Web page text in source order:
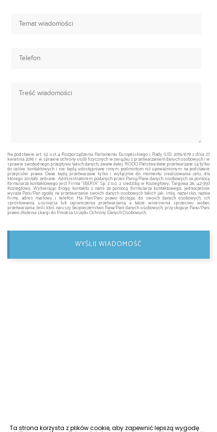
Na podstawie art. 32 ust 4 Rozporządzenia Parlamentu Europejskiego i Rady (UE) 2016/679 z dnia 27
kwietnia 2016 r. w sprawie ochrony osób fizycznych w związku z przetwarzaniem danych osobowych i w
sprawie swobodnego przepływu takich danych, zwane dalej RODO Państwa dane przetwarzane są tylko
do celów kontaktowych i nie będą udostępniane innym podmiotom niż upoważnionym na podstawie
przepisów prawa. Dane będą przetwarzane tylko i wyłącznie do momentu zrealizowania celu, dla
którego zostały zebrane. Administratorem podanych przez Panią/Pana danych osobowych za pomocą
formularza kontaktowego jest Firma "IBERIA" Sp. z o.o. z siedzibą w Koziegłowy, Targowa 26, 42-350
Koziegłowy. Wybierając drogę kontaktu z nami za pomocą formularza kontaktowego, jednocześnie
wyraża Pani/Pan zgodę na przetwarzanie swoich danych osobowych takich jak: imię, nazwisko, nazwa
firmy, adres mailowy i telefon. Ma Pan/Pani prawo dostępu do swoich danych osobowych, ich
sprostowania, usunięcia lub ograniczenia przetwarzania, a także wniesienia sprzeciwu wobec
przetwarzania. Jeśli ktoś naruszy bezpieczeństwo Pana/Pani danych osobowych, przysługuje Panu/Pani
prawo złożenia skargi do Prezesa Urzędu Ochrony Danych Osobowych.
WYŚLIJ WIADOMOŚĆ
Ta strona korzysta z plików cookie, aby zapewnić lepszą wygodę